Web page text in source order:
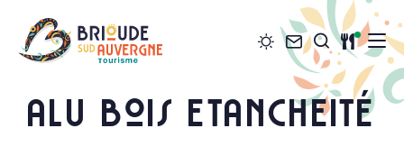
MétéoContact
Je
Alu Bois Etancheité